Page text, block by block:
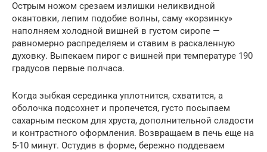
Острым ножом срезаем излишки неликвидной
окантовки, лепим подобие волны, саму «корзинку»
наполняем холодной вишней в густом сиропе —
равномерно распределяем и ставим в раскаленную
духовку. Выпекаем пирог с вишней при температуре 190
градусов первые полчаса.
Когда зыбкая серединка уплотнится, схватится, а
оболочка подсохнет и пропечется, густо посыпаем
сахарным песком для хруста, дополнительной сладости
и контрастного оформления. Возвращаем в печь еще на
5-10 минут. Остудив в форме, бережно поддеваем